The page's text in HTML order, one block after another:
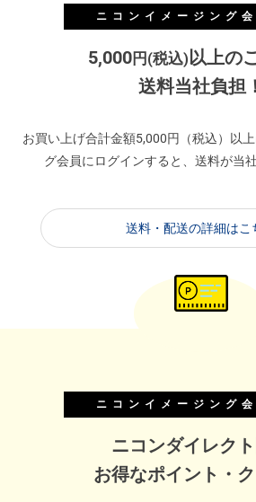
ニコンイメージング
5,000円(税込)以上の
送料当社負担！
お買い上げ合計金額5,000円（税込）以
グ会員にログインすると、送料が当
送料・配送の詳細はこ
ニコンイメージング
ニコンダイレク
お得なポイント・